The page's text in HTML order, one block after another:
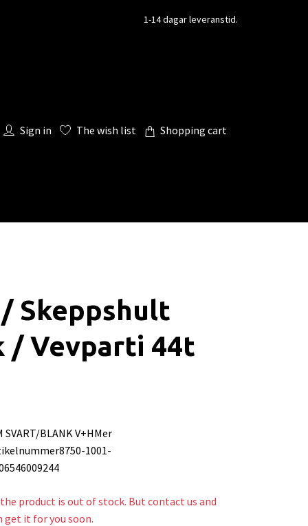
1-14 dagar leveranstid.
Sign in The wish list Shopping cart
Skeppshult
/ Vevparti 44t
SVART/BLANK V+HMer
1001-
product is out of stock. But contact us and
get it for you soon.